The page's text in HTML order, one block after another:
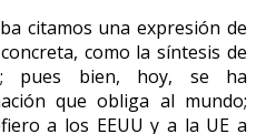
citamos una expresión de
como la síntesis de
pues bien, hoy, se ha
que obliga al mundo;
a los EEUU y a la UE a